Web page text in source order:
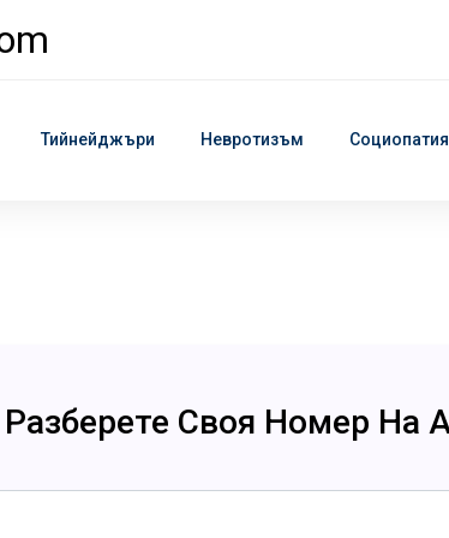
Тийнейджъри Невротизъм Социопатия
Разберете Своя Номер На